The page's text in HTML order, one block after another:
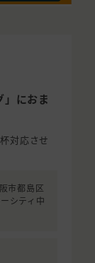
におま
対応させ
市都島区
シティ中